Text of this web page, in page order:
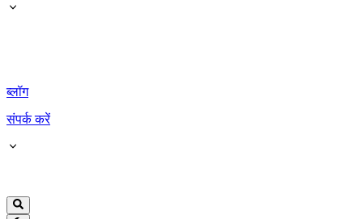
ब्लॉग
संपर्क करें